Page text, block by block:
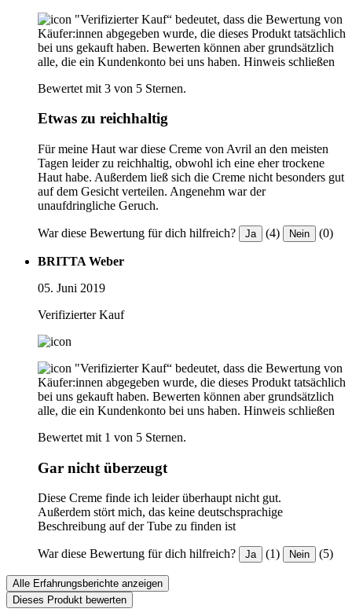
"Verifizierter Kauf“ bedeutet, dass die Bewertung von
Käufer:innen abgegeben wurde, die dieses Produkt tatsächlich
bei uns gekauft haben. Bewerten können aber grundsätzlich
alle, die ein Kundenkonto bei uns haben. Hinweis schließen
Bewertet mit 3 von 5 Sternen.
Etwas zu reichhaltig
Für meine Haut war diese Creme von Avril an den meisten
Tagen leider zu reichhaltig, obwohl ich eine eher trockene
Haut habe. Außerdem ließ sich die Creme nicht besonders gut
auf dem Gesicht verteilen. Angenehm war der
unaufdringliche Geruch.
War diese Bewertung für dich hilfreich? Ja (4) Nein (0)
BRITTA Weber
05. Juni 2019
Verifizierter Kauf
"Verifizierter Kauf“ bedeutet, dass die Bewertung von
Käufer:innen abgegeben wurde, die dieses Produkt tatsächlich
bei uns gekauft haben. Bewerten können aber grundsätzlich
alle, die ein Kundenkonto bei uns haben. Hinweis schließen
Bewertet mit 1 von 5 Sternen.
Gar nicht überzeugt
Diese Creme finde ich leider überhaupt nicht gut.
Außerdem stört mich, das keine deutschsprachige
Beschreibung auf der Tube zu finden ist
War diese Bewertung für dich hilfreich? Ja (1) Nein (5)
Alle Erfahrungsberichte anzeigen
Dieses Produkt bewerten